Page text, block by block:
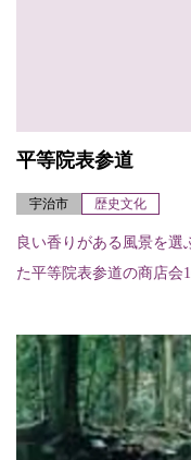
平等院表参道
宇治市 歴史文化
良い香りがある風景を選
た平等院表参道の商店会
りが漂っている。